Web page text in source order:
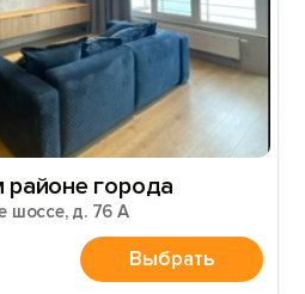
города
шоссе, д. 76 А
Выбрать